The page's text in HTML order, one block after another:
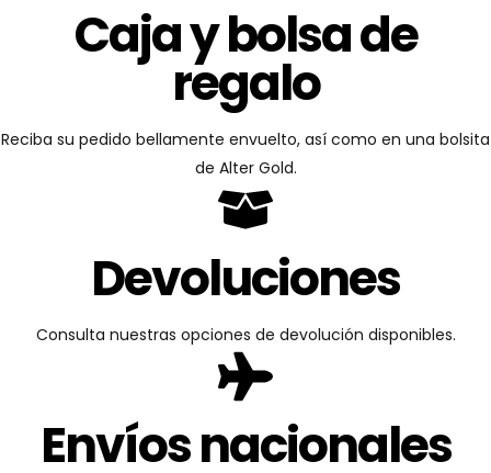
Caja y bolsa de
regalo
Reciba su pedido bellamente envuelto, así como en una bolsita
de Alter Gold.
Devoluciones
Consulta nuestras opciones de devolución disponibles.
Envíos nacionales